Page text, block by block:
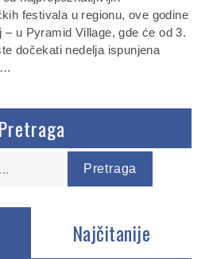
festivala u regionu, ove godine
– u Pyramid Village, gde će od 3.
dočekati nedelja ispunjena
Pretraga
Najčitanije